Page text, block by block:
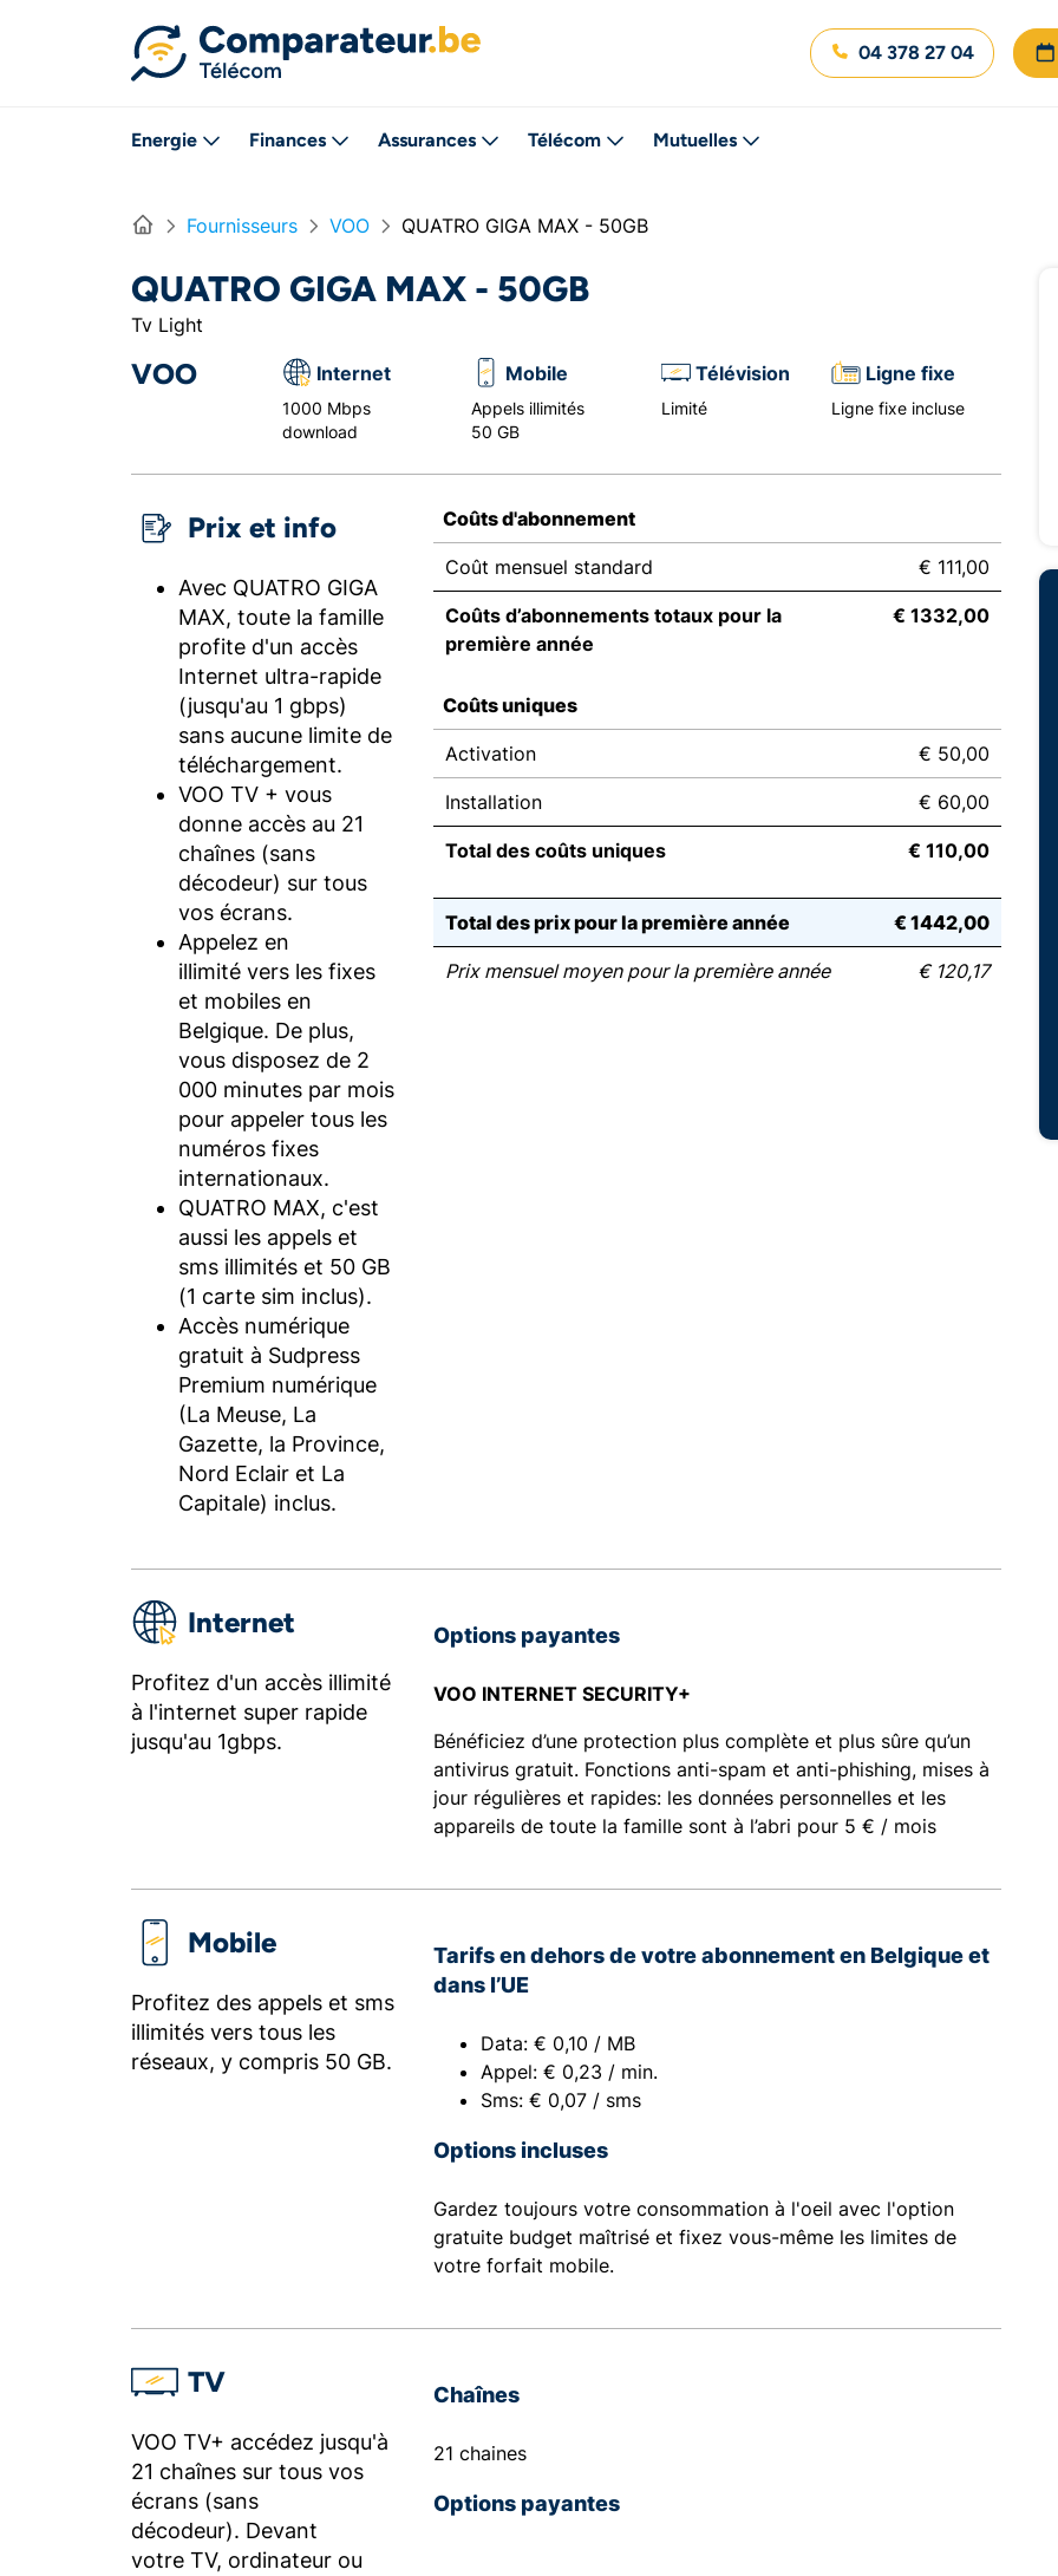
04 378 27 04
Energie Finances Assurances Télécom Mutuelles
Home Fournisseurs VOO QUATRO GIGA MAX - 50GB
QUATRO GIGA MAX - 50GB
Tv Light
VOO Internet
1000 Mbps
download
Mobile
Appels illimités
50 GB
Télévision
Limité
Ligne fixe
Ligne fixe incluse
Prix et info
Avec QUATRO GIGA
MAX, toute la famille
profite d'un accès
Internet ultra-rapide
(jusqu'au 1 gbps)
sans aucune limite de
téléchargement.
VOO TV + vous
donne accès au 21
chaînes (sans
décodeur) sur tous
vos écrans.
Appelez en
illimité vers les fixes
et mobiles en
Belgique. De plus,
vous disposez de 2
000 minutes par mois
pour appeler tous les
numéros fixes
internationaux.
QUATRO MAX, c'est
aussi les appels et
sms illimités et 50 GB
(1 carte sim inclus).
Accès numérique
gratuit à Sudpress
Premium numérique
(La Meuse, La
Gazette, la Province,
Nord Eclair et La
Capitale) inclus.
Coûts d'abonnement
Coût mensuel standard € 111,00
Coûts d’abonnements totaux pour la
première année
€ 1332,00
Coûts uniques
Activation € 50,00
Installation € 60,00
Total des coûts uniques € 110,00
Total des prix pour la première année € 1442,00
Prix mensuel moyen pour la première année € 120,17
Internet
Profitez d'un accès illimité
à l'internet super rapide
jusqu'au 1gbps.
Options payantes
VOO INTERNET SECURITY+
Bénéficiez d’une protection plus complète et plus sûre qu’un
antivirus gratuit. Fonctions anti-spam et anti-phishing, mises à
jour régulières et rapides: les données personnelles et les
appareils de toute la famille sont à l’abri pour 5 € / mois
Mobile
Profitez des appels et sms
illimités vers tous les
réseaux, y compris 50 GB.
Tarifs en dehors de votre abonnement en Belgique et
dans l’UE
Data: € 0,10 / MB
Appel: € 0,23 / min.
Sms: € 0,07 / sms
Options incluses
Gardez toujours votre consommation à l'oeil avec l'option
gratuite budget maîtrisé et fixez vous-même les limites de
votre forfait mobile.
TV
VOO TV+ accédez jusqu'à
21 chaînes sur tous vos
écrans (sans
décodeur). Devant
votre TV, ordinateur ou
Chaînes
21 chaines
Options payantes